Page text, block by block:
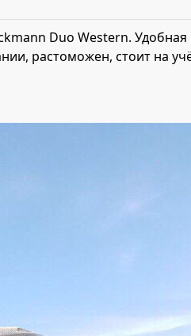
Duo Western.
растоможен, стоит на